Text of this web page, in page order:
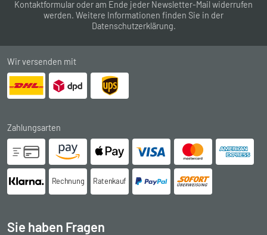
Kontaktformular oder am Ende jeder Newsletter-Mail widerrufen
werden. Weitere Informationen finden Sie in der
Datenschutzerklärung.
Wir versenden mit
Zahlungsarten
Rechnung Ratenkauf
Sie haben Fragen